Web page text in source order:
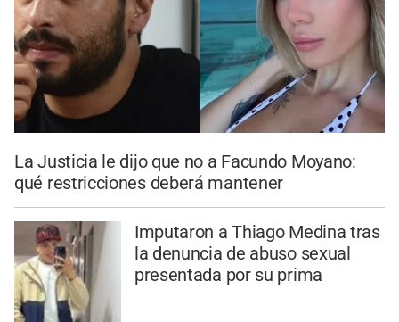
La Justicia le dijo que no a Facundo Moyano:
qué restricciones deberá mantener
Imputaron a Thiago Medina tras
la denuncia de abuso sexual
presentada por su prima